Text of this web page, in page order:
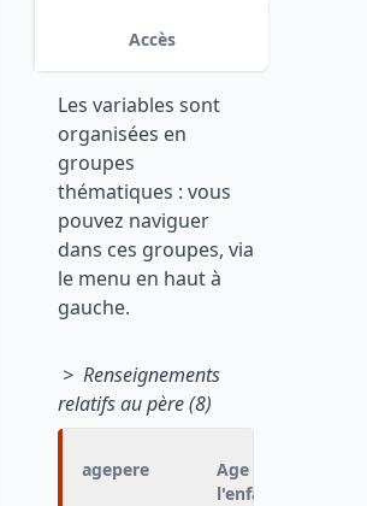
Accès
Les variables sont
organisées en
groupes
thématiques : vous
pouvez naviguer
dans ces groupes, via
le menu en haut à
gauche.
> Renseignements
relatifs au père (8)
agepere
Age du père
l'enfant